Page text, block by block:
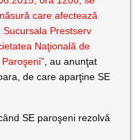
care afectează
Prestserv
Naţională de
, au anunţat
de care aparţine SE
SE paroşeni rezolvă